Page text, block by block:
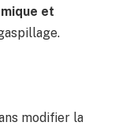
et
modifier la